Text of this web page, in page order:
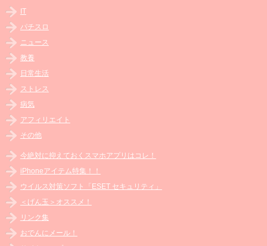
IT
パチスロ
ニュース
教養
日常生活
ストレス
病気
アフィリエイト
その他
今絶対に抑えておくスマホアプリはコレ！
iPhoneアイテム特集！！
ウイルス対策ソフト「ESET セキュリティ」
＜げん玉＞オススメ！
リンク集
おでんにメール！